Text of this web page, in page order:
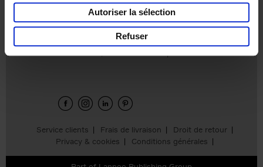
Autoriser la sélection
Refuser
Ajouter au panier
Service clients Frais de livraison
Droit de retour
Privacy & cookies
Conditions générales
Envie de bonnes idées de lecture, de